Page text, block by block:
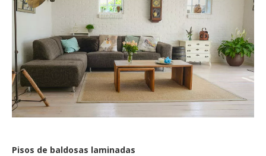
Pisos de baldosas laminadas